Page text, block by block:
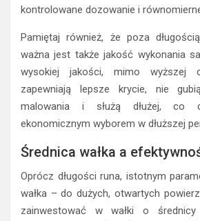
kontrolowane dozowanie i
Pamiętaj również, że poza
ważna jest także jakość wykonania
wysokiej jakości, mimo wyższej
zapewniają lepsze krycie, nie
malowania i służą dłużej, co
ekonomicznym wyborem w dłuższej
Średnica wałka a
Oprócz długości runa, istotnym
wałka – do dużych, otwartych
zainwestować w wałki o